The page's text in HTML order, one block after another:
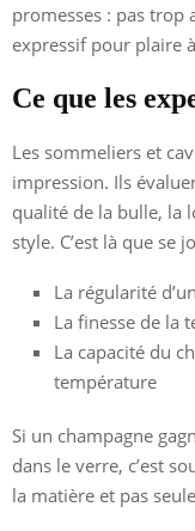
promesses : pas trop
expressif pour plaire
Ce que les
Les sommeliers et
impression. Ils
qualité de la bulle, la
style. C’est là que se
La régularité
La finesse de la
La capacité du
température
Si un champagne
dans le verre, c’est
la matière et pas